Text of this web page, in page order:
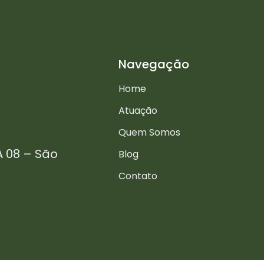
08 – São
Navegação
Home
Atuação
Quem Somos
Blog
Contato